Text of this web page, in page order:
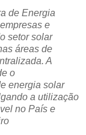
de Energia
e
setor solar
áreas de
A
o
energia solar
a utilização
no País e